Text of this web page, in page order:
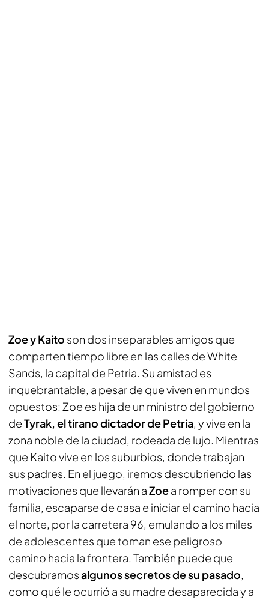
Zoe y Kaito son dos inseparables amigos que
comparten tiempo libre en las calles de White
Sands, la capital de Petria. Su amistad es
inquebrantable, a pesar de que viven en mundos
opuestos: Zoe es hija de un ministro del gobierno
deTyrak, el tirano dictador de Petria, y vive en la
zona noble de la ciudad, rodeada de lujo. Mientras
que Kaito vive en los suburbios, donde trabajan
sus padres. En el juego, iremos descubriendo las
motivaciones que llevarán aZoea romper con su
familia, escaparse de casa e iniciar el camino hacia
el norte, por la carretera 96, emulando a los miles
de adolescentes que toman ese peligroso
camino hacia la frontera. También puede que
descubramosalgunos secretos de su pasado,
como qué le ocurrió a su madre desaparecida y a